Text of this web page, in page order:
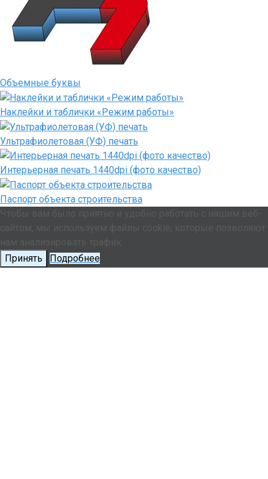
Объемные буквы
Наклейки и таблички «Режим работы»
Ультрафиолетовая (УФ) печать
Интерьерная печать 1440dpi (фото качество)
Паспорт объекта строительства
Принять
Подробнее